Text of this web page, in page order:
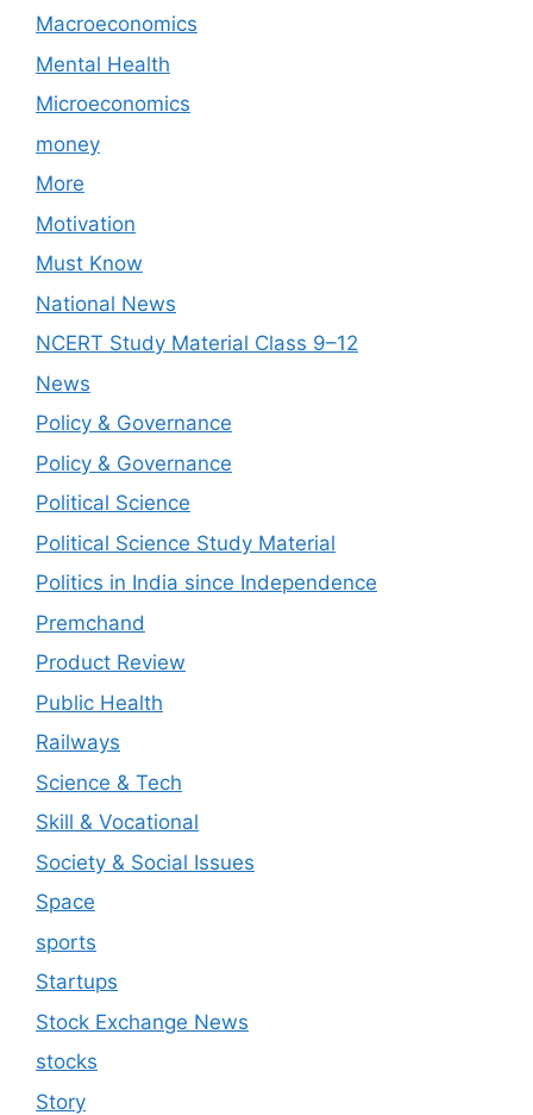
Macroeconomics
Mental Health
Microeconomics
money
More
Motivation
Must Know
National News
NCERT Study Material Class 9–12
News
Policy & Governance
Policy & Governance
Political Science
Political Science Study Material
Politics in India since Independence
Premchand
Product Review
Public Health
Railways
Science & Tech
Skill & Vocational
Society & Social Issues
Space
sports
Startups
Stock Exchange News
stocks
Story